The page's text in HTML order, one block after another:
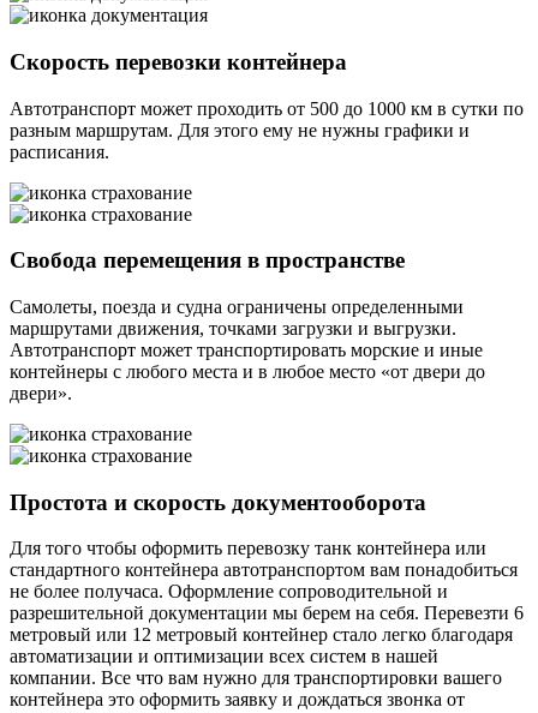
Скорость перевозки контейнера
Автотранспорт может проходить от 500 до 1000 км в сутки по
разным маршрутам. Для этого ему не нужны графики и
расписания.
Свобода перемещения в пространстве
Самолеты, поезда и судна ограничены определенными
маршрутами движения, точками загрузки и выгрузки.
Автотранспорт может транспортировать морские и иные
контейнеры с любого места и в любое место «от двери до
двери».
Простота и скорость документооборота
Для того чтобы оформить перевозку танк контейнера или
стандартного контейнера автотранспортом вам понадобиться
не более получаса. Оформление сопроводительной и
разрешительной документации мы берем на себя. Перевезти 6
метровый или 12 метровый контейнер стало легко благодаря
автоматизации и оптимизации всех систем в нашей
компании. Все что вам нужно для транспортировки вашего
контейнера это оформить заявку и дождаться звонка от